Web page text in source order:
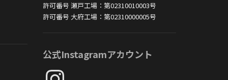
許可番号 瀬戸工場：第02310010003号
許可番号 大府工場：第02310000005号
公式Instagramアカウント
Instagram